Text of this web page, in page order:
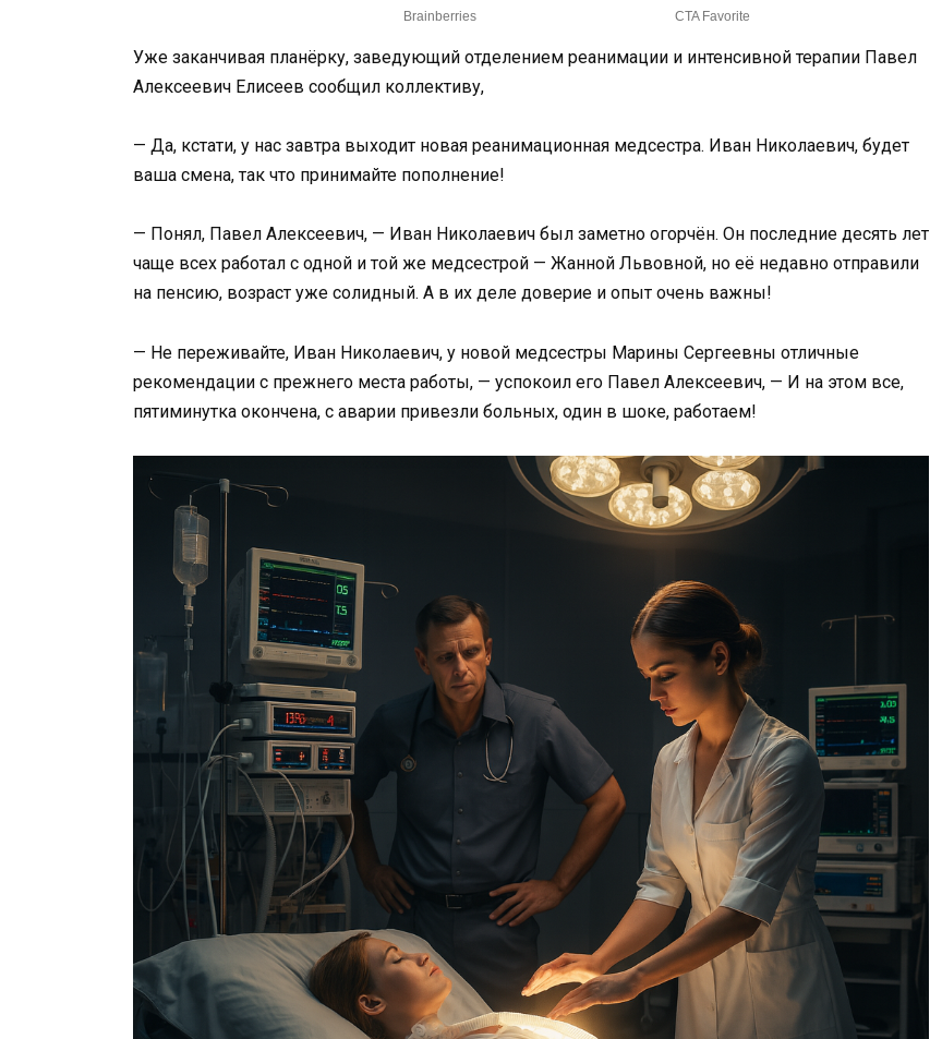
Уже заканчивая планёрку, заведующий отделением реанимации и интенсивной терапии Павел
Алексеевич Елисеев сообщил коллективу,
— Да, кстати, у нас завтра выходит новая реанимационная медсестра. Иван Николаевич, будет
ваша смена, так что принимайте пополнение!
— Понял, Павел Алексеевич, — Иван Николаевич был заметно огорчён. Он последние десять лет
чаще всех работал с одной и той же медсестрой — Жанной Львовной, но её недавно отправили
на пенсию, возраст уже солидный. А в их деле доверие и опыт очень важны!
— Не переживайте, Иван Николаевич, у новой медсестры Марины Сергеевны отличные
рекомендации с прежнего места работы, — успокоил его Павел Алексеевич, — И на этом все,
пятиминутка окончена, с аварии привезли больных, один в шоке, работаем!